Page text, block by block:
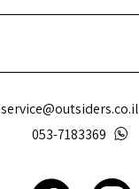
service@outsiders.co.il
053-7183369